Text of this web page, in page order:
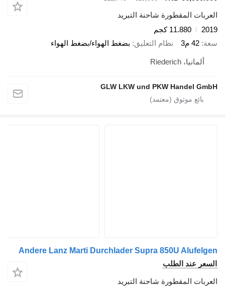
العربات المقطورة شاحنة التبريد
2019
11.880 كجم
سعة 42 م3 نظام التعليق بضغط الهواء/بضغط الهواء
ألمانيا، Riederich
GLW LKW und PKW Handel GmbH
Andere Lanz Marti Durchlader Supra 850U Alufelgen
السعر عند الطلب
العربات المقطورة شاحنة التبريد